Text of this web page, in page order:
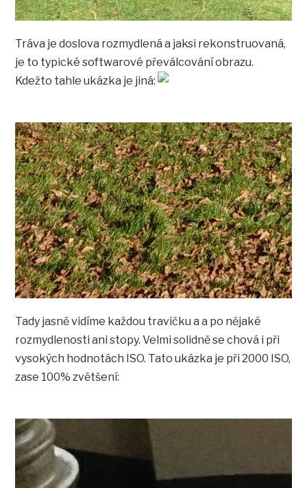
Tráva je doslova rozmydlená a jaksi rekonstruovaná,
je to typické softwarové převálcování obrazu.
Kdežto tahle ukázka je jiná:
Tady jasně vidíme každou travičku a a po nějaké
rozmydlenosti ani stopy. Velmi solidně se chová i při
vysokých hodnotách ISO. Tato ukázka je při 2000 ISO,
zase 100% zvětšení: